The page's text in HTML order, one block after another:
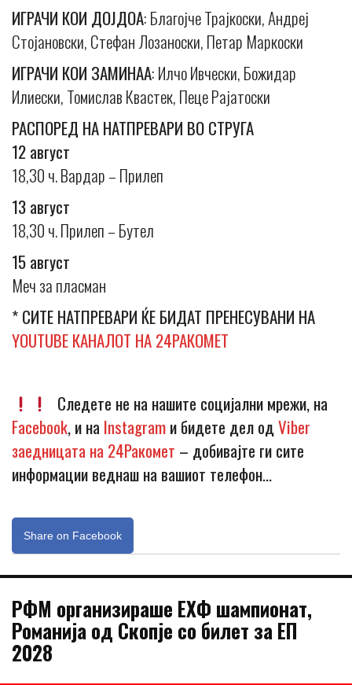
ИГРАЧИ КОИ ДОЈДОА: Благојче Трајкоски, Андреј
Стојановски, Стефан Лозаноски, Петар Маркоски
ИГРАЧИ КОИ ЗАМИНАА: Илчо Ивчески, Божидар
Илиески, Томислав Квастек, Пеце Рајатоски
РАСПОРЕД НА НАТПРЕВАРИ ВО СТРУГА
12 август
18,30 ч. Вардар – Прилеп
13 август
18,30 ч. Прилеп – Бутел
15 август
Меч за пласман
* СИТЕ НАТПРЕВАРИ ЌЕ БИДАТ ПРЕНЕСУВАНИ НА
YOUTUBE КАНАЛОТ НА 24РАКОМЕТ
Следете не на нашите социјални мрежи, на
Facebook, и наInstagramи бидете дел одViber
заедницата на 24Ракомет – добивајте ги сите
информации веднаш на вашиот телефон…
Share on Facebook
РФМ организираше ЕХФ шампионат,
Романија од Скопје со билет за ЕП
2028